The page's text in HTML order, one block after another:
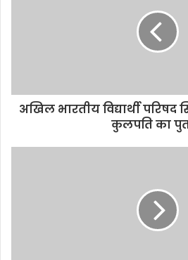
अखिल भारतीय विद्यार्थी
कुलपति का